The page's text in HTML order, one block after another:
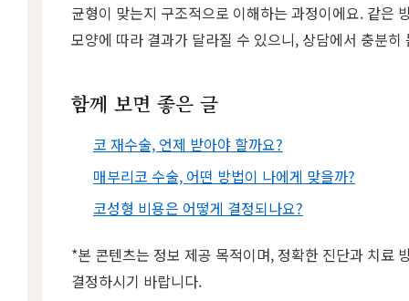
균형이 맞는지 구조적으로 이해하는 과정이에요. 같은
모양에 따라 결과가 달라질 수 있으니, 상담에서 충분히
함께 보면 좋은 글
코 재수술, 언제 받아야 할까요?
매부리코 수술, 어떤 방법이 나에게 맞을까?
코성형 비용은 어떻게 결정되나요?
*본 콘텐츠는 정보 제공 목적이며, 정확한 진단과 치료
결정하시기 바랍니다.